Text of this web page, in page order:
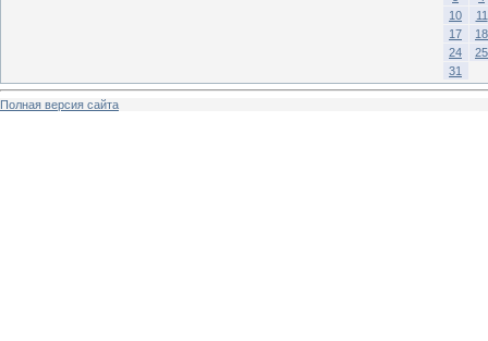
10
11
17
18
24
25
31
Полная версия сайта